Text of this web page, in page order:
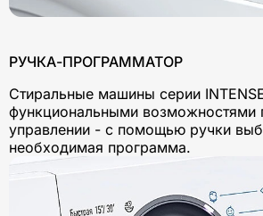
РУЧКА-ПРОГРАММАТОР
Стиральные машины серии
функциональными возможностями
управлении - с помощью ручки
необходимая программа.